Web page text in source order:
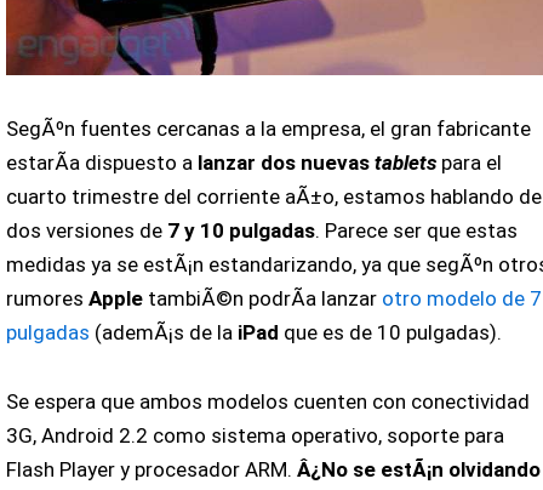
SegÃºn fuentes cercanas a la empresa, el gran fabricante
estarÃ­a dispuesto a lanzar dos nuevastablets para el
cuarto trimestre del corriente aÃ±o, estamos hablando de
dos versiones de 7 y 10 pulgadas. Parece ser que estas
medidas ya se estÃ¡n estandarizando, ya que segÃºn
rumores AppletambiÃ©n podrÃ­a lanzar otro modelo de 7
pulgadas (ademÃ¡s de la iPad que es de 10 pulgadas).
Se espera que ambos modelos cuenten con conectividad
3G, Android 2.2 como sistema operativo, soporte para
Flash Player y procesador ARM. Â¿No se estÃ¡n olvidando